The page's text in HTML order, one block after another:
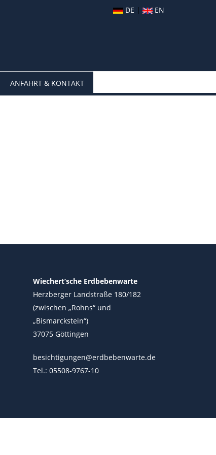
DE | EN
ANFAHRT & KONTAKT
Wiechert’sche Erdbebenwarte
Herzberger Landstraße 180/182
(zwischen „Rohns“ und
„Bismarckstein“)
37075 Göttingen
besichtigungen@erdbebenwarte.de
Tel.: 05508-9767-10